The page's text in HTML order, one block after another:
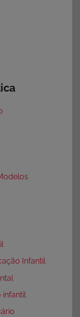
Infantil
infantil